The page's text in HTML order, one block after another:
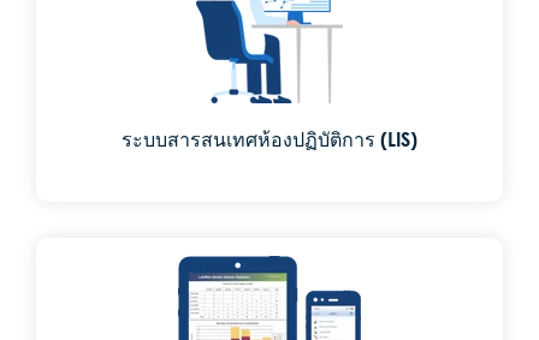
ระบบสารสนเทศห้องปฏิบัติการ (LIS)